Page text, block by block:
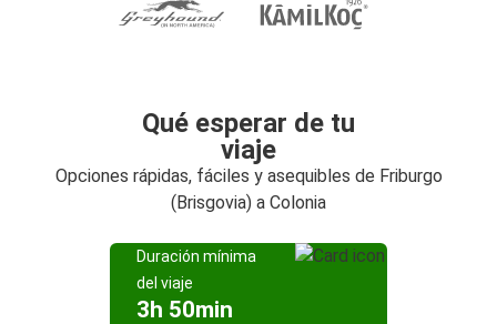
Qué esperar de tu
viaje
Opciones rápidas, fáciles y asequibles de Friburgo
(Brisgovia) a Colonia
Duración mínima
del viaje
3h 50min